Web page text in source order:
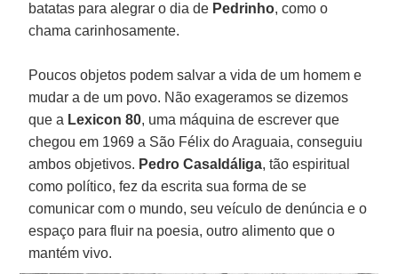
batatas para alegrar o dia de Pedrinho, como o
chama carinhosamente.
Poucos objetos podem salvar a vida de um homem e
mudar a de um povo. Não exageramos se dizemos
que a Lexicon 80, uma máquina de escrever que
chegou em 1969 a São Félix do Araguaia, conseguiu
ambos objetivos. Pedro Casaldáliga, tão espiritual
como político, fez da escrita sua forma de se
comunicar com o mundo, seu veículo de denúncia e o
espaço para fluir na poesia, outro alimento que o
mantém vivo.